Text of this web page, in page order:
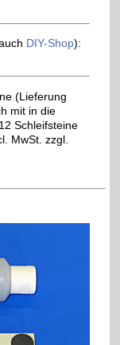
DIY-Shop):
(Lieferung
mit in die
Schleifsteine
MwSt. zzgl.